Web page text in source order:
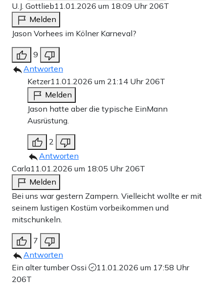
U.J. Gottlieb11.01.2026 um 18:09 Uhr 206T
Melden
Jason Vorhees im Kölner Karneval?
9
Antworten
Ketzer11.01.2026 um 21:14 Uhr 206T
Melden
Jason hatte aber die typische EinMann
Ausrüstung.
2
Antworten
Carla11.01.2026 um 18:05 Uhr 206T
Melden
Bei uns war gestern Zampern. Vielleicht wollte er mit
seinem lustigen Kostüm vorbeikommen und
mitschunkeln.
7
Antworten
Ein alter tumber Ossi
11.01.2026 um 17:58 Uhr
206T